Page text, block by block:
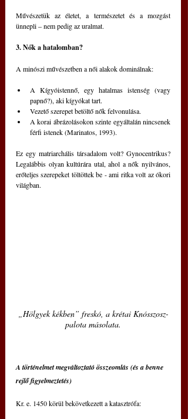
Művészetük az életet, a természetet és a mozgást
ünnepli – nem pedig az uralmat.
3. Nők a hatalomban?
A minószi művészetben a női alakok dominálnak:
A Kígyóistennő, egy hatalmas istenség (vagy
papnő?), aki kígyókat tart.
Vezető szerepet betöltő nők felvonulása.
A korai ábrázolásokon szinte egyáltalán nincsenek
férfi istenek (Marinatos, 1993).
Ez egy matriarchális társadalom volt? Gynocentrikus?
Legalábbis olyan kultúrára utal, ahol a nők nyilvános,
erőteljes szerepeket töltöttek be - ami ritka volt az ókori
világban.
„Hölgyek kékben” freskó, a krétai Knósszosz-
palota másolata.
A történelmet megváltoztató összeomlás (és a benne
rejlő figyelmeztetés)
Kr. e. 1450 körül bekövetkezett a katasztrófa: